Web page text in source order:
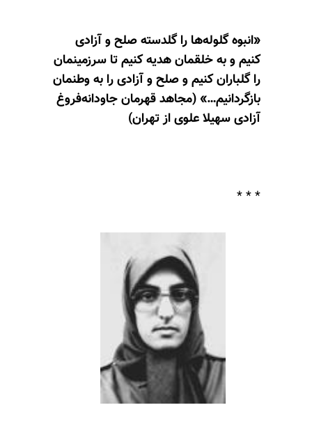
«‌انبوه گلوله‌ها را گلدسته صلح و آزادی
کنیم و به خلقمان هدیه کنیم تا سرزمینمان
را گلباران کنیم و صلح و آزادی را به وطنمان
بازگردانیم…» (مجاهد قهرمان جاودانه‌فروغ
آزادی سهیلا علوی از تهران)
* * *